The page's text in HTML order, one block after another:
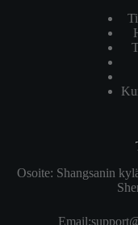
Osoite: Shangsanin
Email: